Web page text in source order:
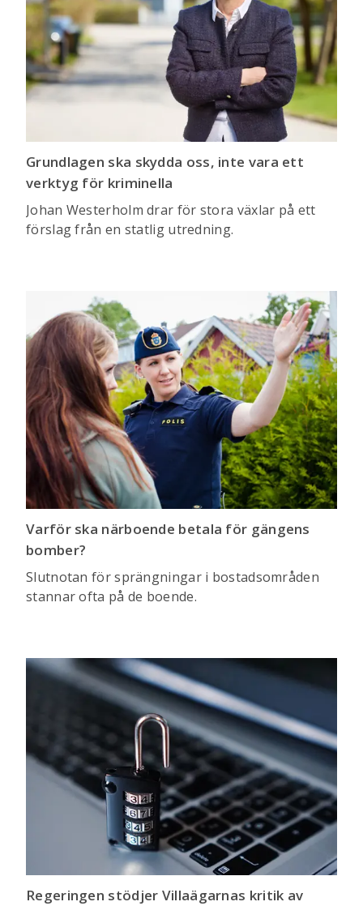
Grundlagen ska skydda oss, inte vara ett
verktyg för kriminella
Johan Westerholm drar för stora växlar på ett
förslag från en statlig utredning.
Varför ska närboende betala för gängens
bomber?
Slutnotan för sprängningar i bostadsområden
stannar ofta på de boende.
Regeringen stödjer Villaägarnas kritik av